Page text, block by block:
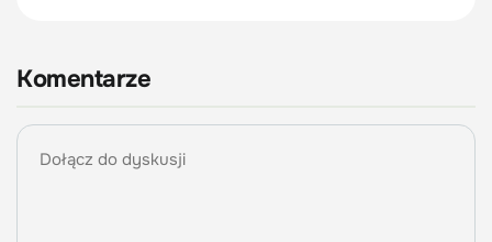
Komentarze